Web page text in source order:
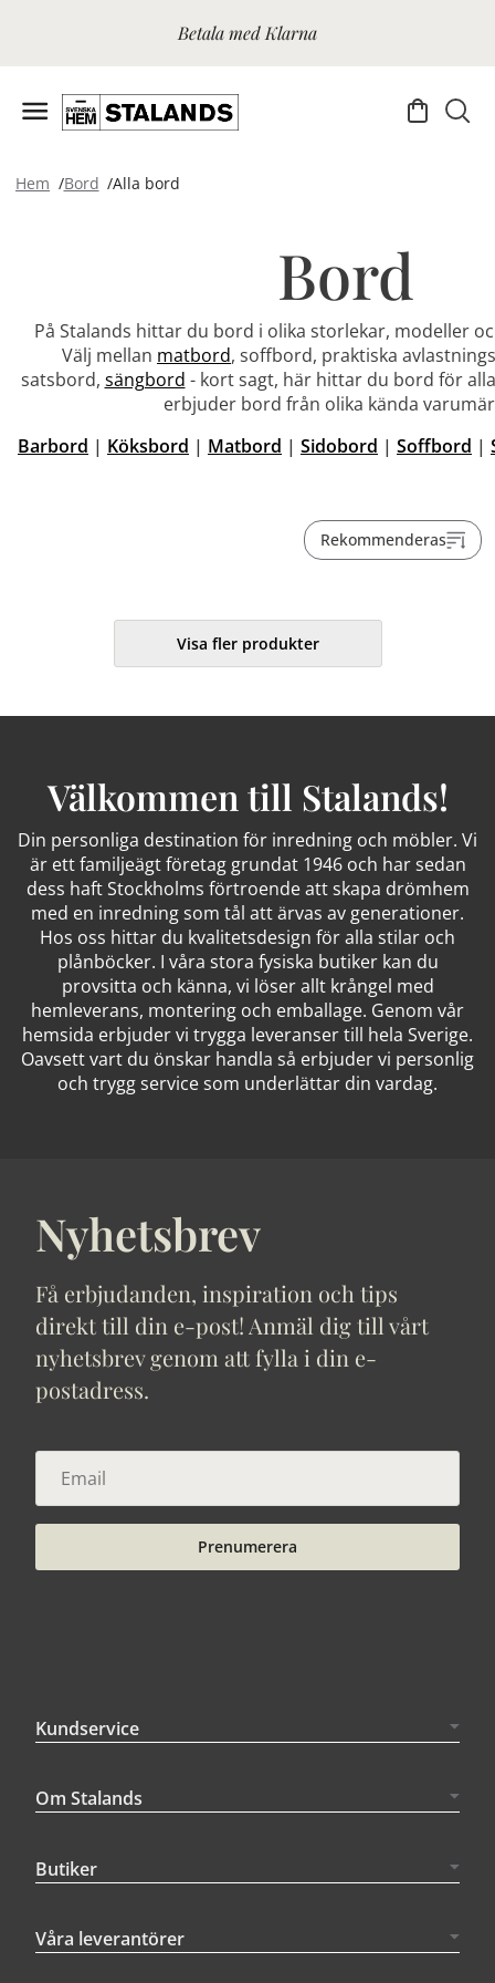
Betala med Klarna
Hem Bord Alla bord
Bord
På Stalands hittar du bord i olika storlekar, modeller
Välj mellan matbord, soffbord, praktiska
satsbord, sängbord - kort sagt, här hittar du bord för
erbjuder bord från olika kända
Barbord | Köksbord | Matbord | Sidobord | Soffbord |
Rekommenderas
Visa fler produkter
Välkommen till Stalands!
Din personliga destination för inredning och möbler. Vi
är ett familjeägt företag grundat 1946 och har sedan
dess haft Stockholms förtroende att skapa drömhem
med en inredning som tål att ärvas av generationer.
Hos oss hittar du kvalitetsdesign för alla stilar och
plånböcker. I våra stora fysiska butiker kan du
provsitta och känna, vi löser allt krångel med
hemleverans, montering och emballage. Genom vår
hemsida erbjuder vi trygga leveranser till hela Sverige.
Oavsett vart du önskar handla så erbjuder vi personlig
och trygg service som underlättar din vardag.
Nyhetsbrev
Få erbjudanden, inspiration och tips
direkt till din e-post! Anmäl dig till vårt
nyhetsbrev genom att fylla i din e-
postadress.
Prenumerera
Kundservice
Om Stalands
Butiker
Våra leverantörer